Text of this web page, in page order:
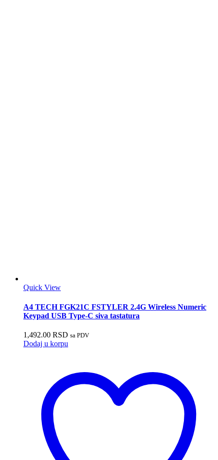
Quick View
A4 TECH FGK21C FSTYLER 2.4G Wireless Numeric
Keypad USB Type-C siva tastatura
1,492.00 RSD sa PDV
Dodaj u korpu